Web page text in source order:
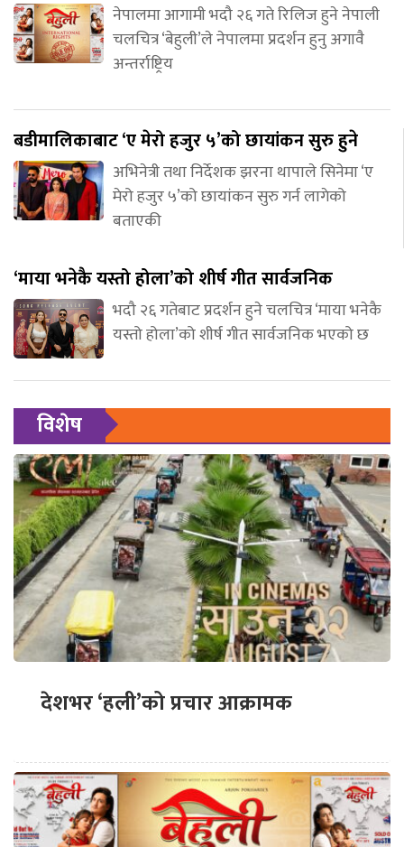
नेपालमा आगामी भदौ २६ गते रिलिज हुने नेपाली
चलचित्र ‘बेहुली’ले नेपालमा प्रदर्शन हुनु अगावै
अन्तर्राष्ट्रिय
बडीमालिकाबाट ‘ए मेरो हजुर ५’को छायांकन सुरु हुने
अभिनेत्री तथा निर्देशक झरना थापाले सिनेमा ‘ए
मेरो हजुर ५’को छायांकन सुरु गर्न लागेको
बताएकी
‘माया भनेकै यस्तो होला’को शीर्ष गीत सार्वजनिक
भदौ २६ गतेबाट प्रदर्शन हुने चलचित्र ‘माया भनेकै
यस्तो होला’को शीर्ष गीत सार्वजनिक भएको छ
विशेष
देशभर ‘हली’को प्रचार आक्रामक